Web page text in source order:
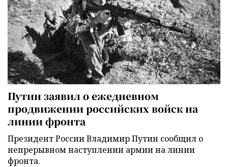
Путин заявил о ежедневном
продвижении российских войск на
линии фронта
Президент России Владимир Путин сообщил о
непрерывном наступлении армии на линии
фронта.